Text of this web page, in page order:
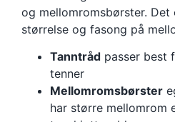
og mellomromsbørster.
størrelse og fasong på
Tanntråd passer best
tenner
Mellomromsbørster
har større mellomrom